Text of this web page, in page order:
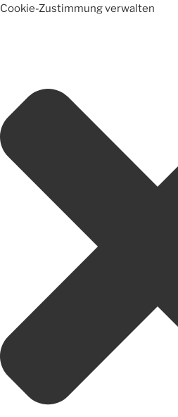
Cookie-Zustimmung verwalten